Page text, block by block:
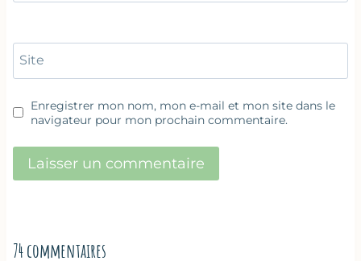
Site
Enregistrer mon nom, mon e-mail et mon site dans le
navigateur pour mon prochain commentaire.
74 commentaires